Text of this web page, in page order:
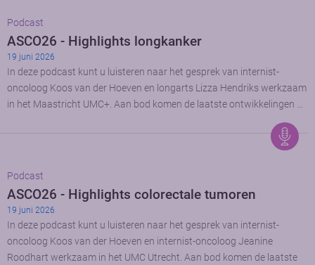
Podcast
ASCO26 - Highlights longkanker
19 juni 2026
In deze podcast kunt u luisteren naar het gesprek van internist-
oncoloog Koos van der Hoeven en longarts Lizza Hendriks werkzaam
in het Maastricht UMC+. Aan bod komen de laatste ontwikkelingen …
Podcast
ASCO26 - Highlights colorectale tumoren
19 juni 2026
In deze podcast kunt u luisteren naar het gesprek van internist-
oncoloog Koos van der Hoeven en internist-oncoloog Jeanine
Roodhart werkzaam in het UMC Utrecht. Aan bod komen de laatste